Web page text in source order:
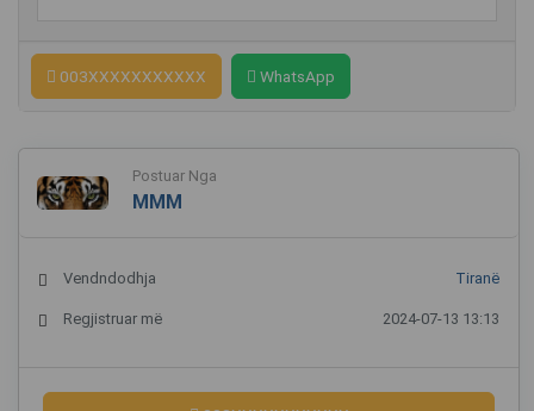
003XXXXXXXXXXX WhatsApp
Postuar Nga
MMM
Vendndodhja Tiranë
Regjistruar më 2024-07-13 13:13